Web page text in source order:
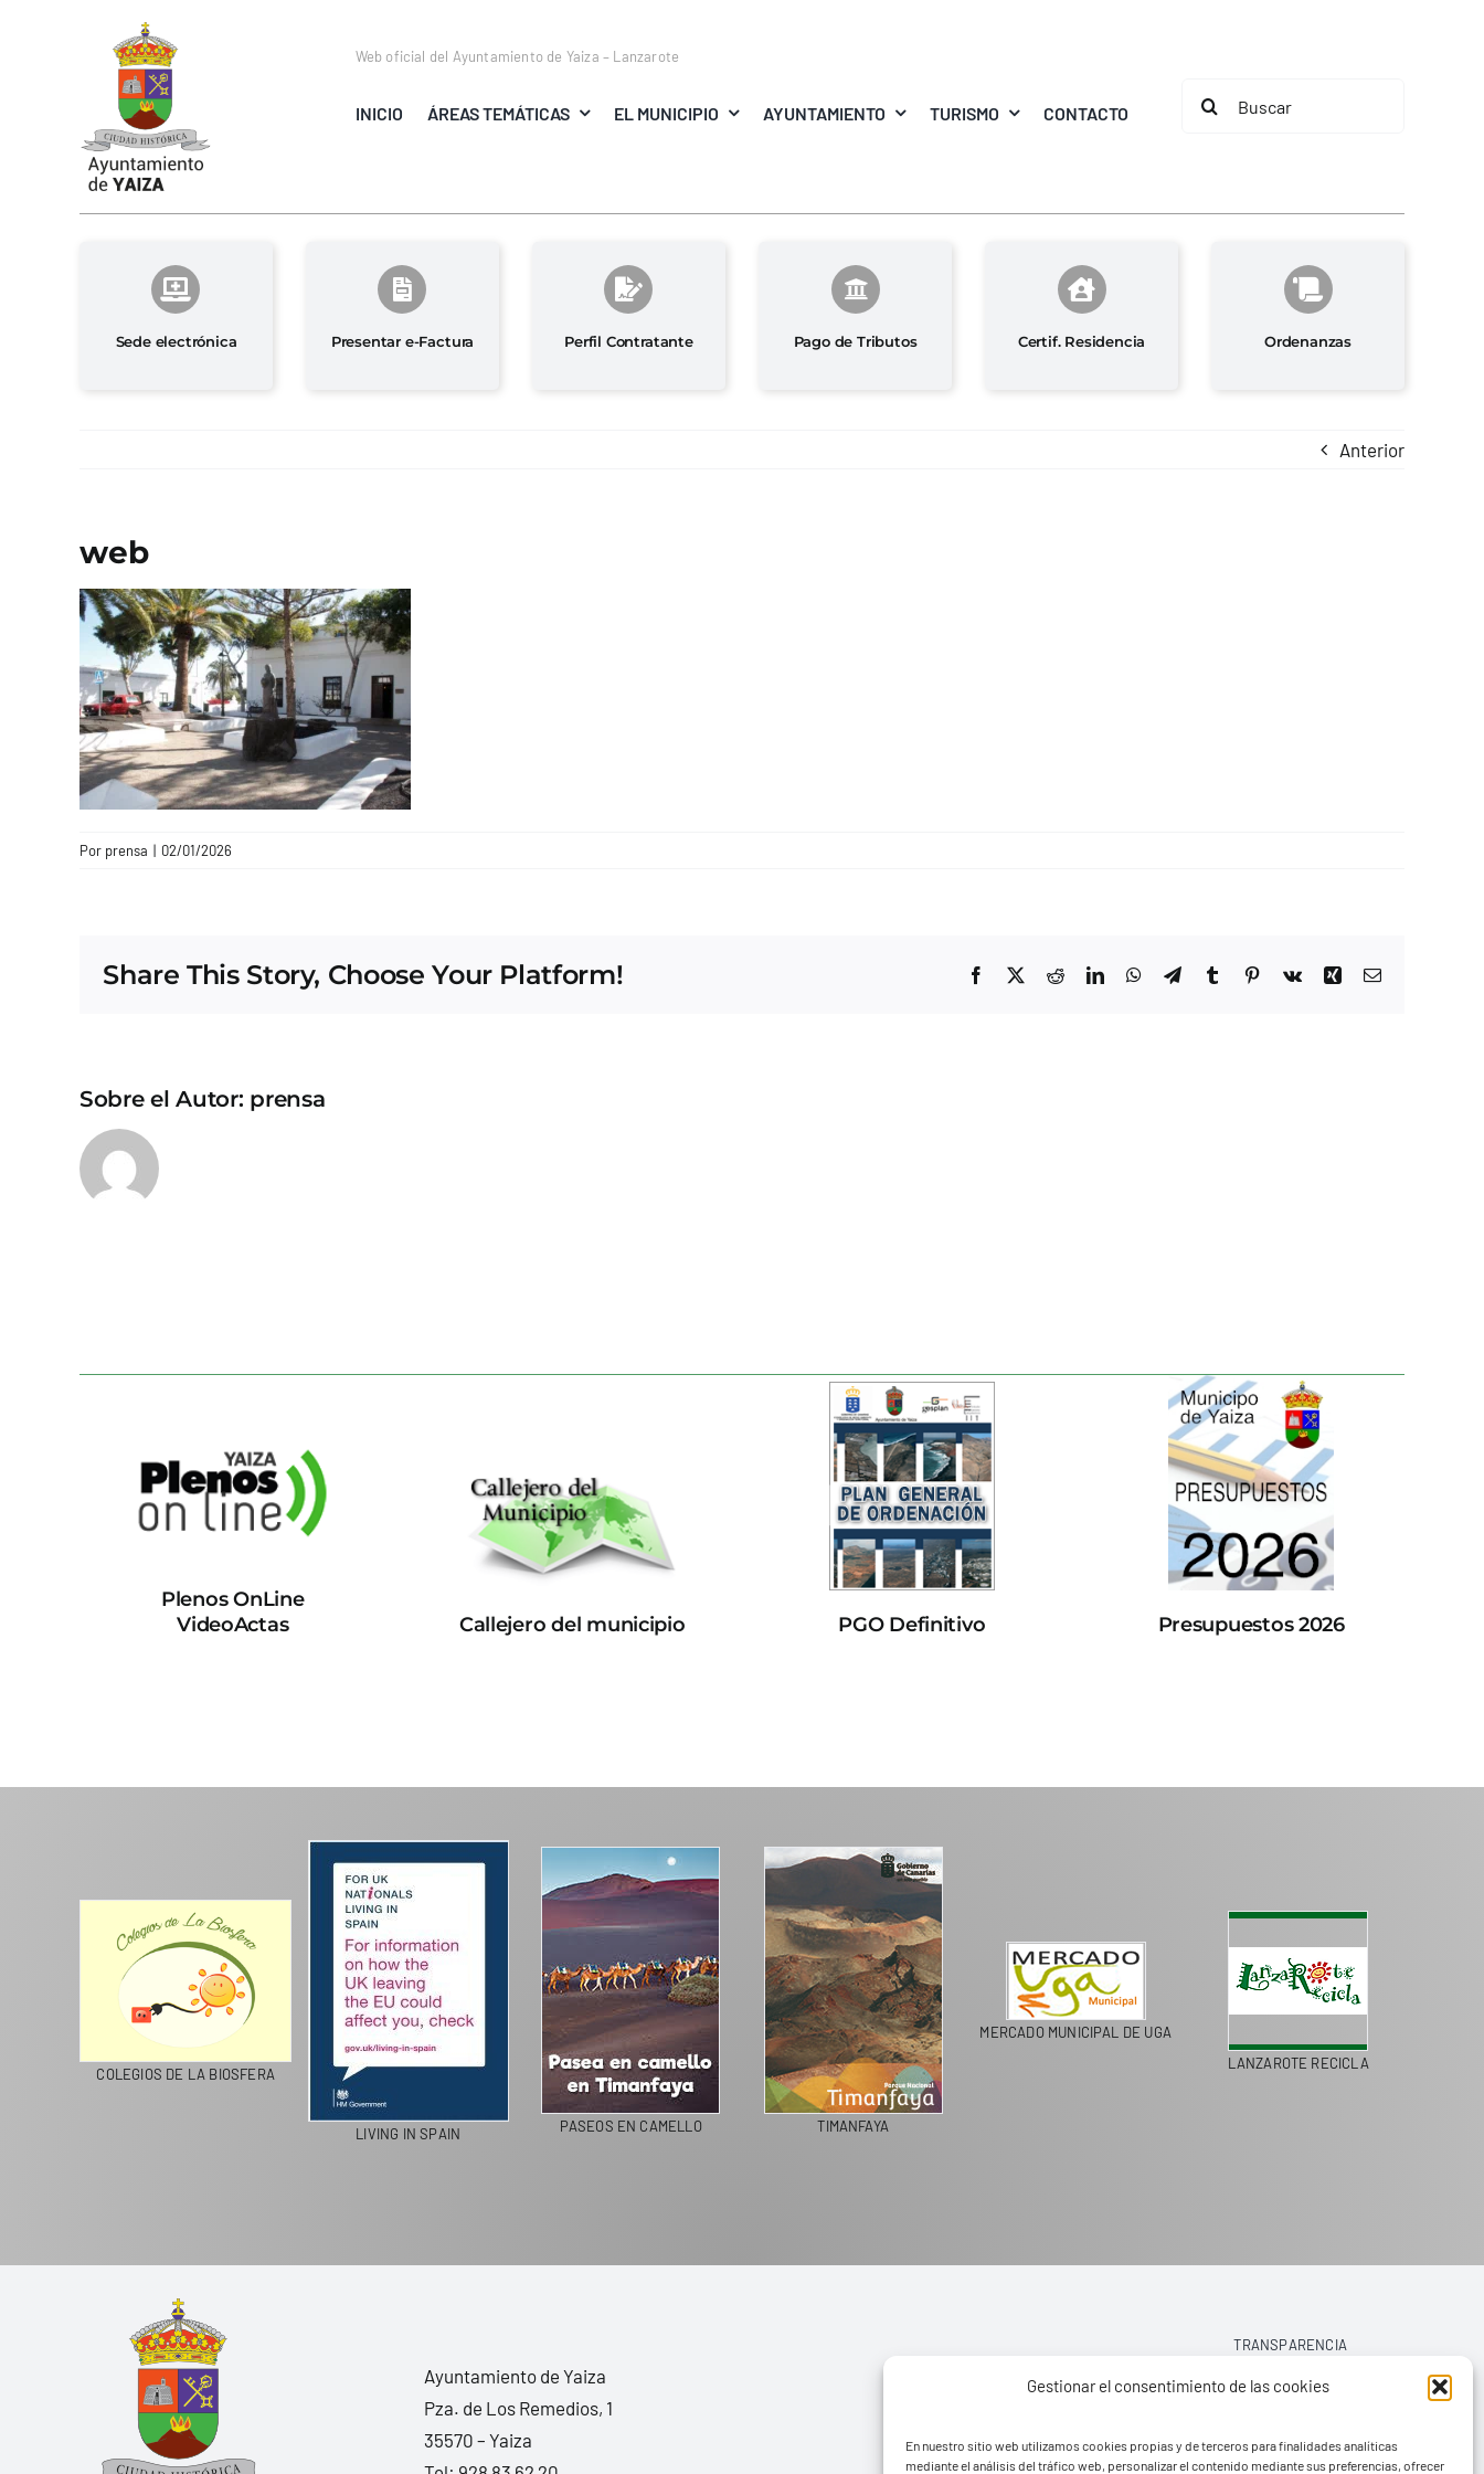
Gestionar el consentimiento de las cookies
En nuestro sitio web utilizamos cookies propias y de terceros para finalidades analíticas
mediante el análisis del tráfico web, personalizar el contenido mediante sus preferencias, ofrecer
Web oficial del Ayuntamiento de Yaiza – Lanzarote
INICIO ÁREAS TEMÁTICAS EL MUNICIPIO AYUNTAMIENTO TURISMO CONTACTO
Buscar:
Sede electrónica Presentar e-Factura Perfil Contratante Pago de Tributos Certif. Residencia Ordenanzas
Anterior
web
Por prensa | 02/01/2026
Share This Story, Choose Your Platform! Facebook
X RedditLinkedInWhatsApp
TelegramTumblrPinterest
Vk Xing Correo
Sobre el Autor: prensa
Plenos OnLine
VideoActas
Callejero del municipio PGO Definitivo Presupuestos 2026
COLEGIOS DE LA BIOSFERA
LIVING IN SPAIN PASEOS EN CAMELLO TIMANFAYA
MERCADO MUNICIPAL DE UGA
LANZAROTE RECICLA
Ayuntamiento de Yaiza
Pza. de Los Remedios, 1
35570 – Yaiza
TRANSPARENCIA
AVISO LEGAL
POLÍTICA DE PRIVACIDAD